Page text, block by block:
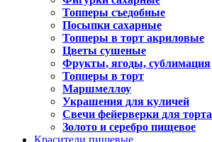
Топперы съедобные
Посыпки сахарные
Топперы в торт акриловые
Цветы сушеные
Фрукты, ягоды, сублимация
Топперы в торт
Маршмеллоу
Украшения для куличей
Свечи фейерверки для торта
Золото и серебро пищевое
Красители пищевые